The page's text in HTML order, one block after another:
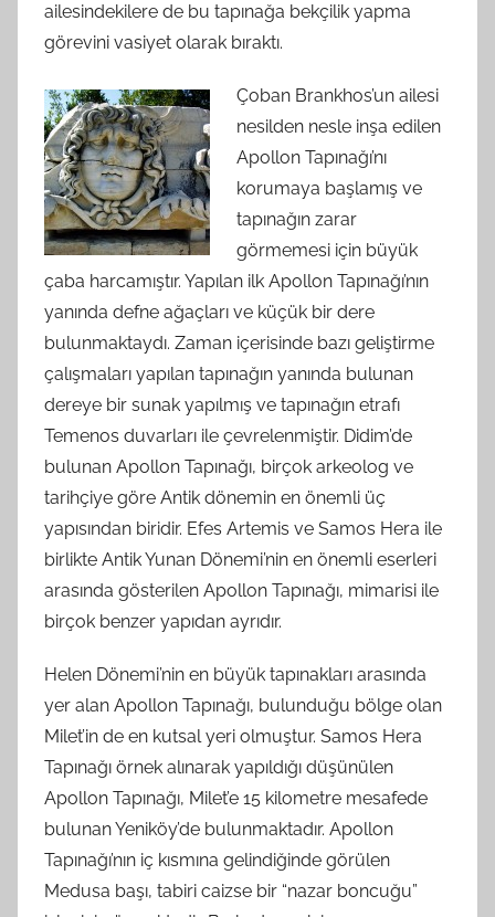
ailesindekilere de bu tapınağa bekçilik yapma
görevini vasiyet olarak bıraktı.
Çoban Brankhos’un ailesi
nesilden nesle inşa edilen
Apollon Tapınağı’nı
korumaya başlamış ve
tapınağın zarar
görmemesi için büyük
çaba harcamıştır. Yapılan ilk Apollon Tapınağı’nın
yanında defne ağaçları ve küçük bir dere
bulunmaktaydı. Zaman içerisinde bazı geliştirme
çalışmaları yapılan tapınağın yanında bulunan
dereye bir sunak yapılmış ve tapınağın etrafı
Temenos duvarları ile çevrelenmiştir. Didim’de
bulunan Apollon Tapınağı, birçok arkeolog ve
tarihçiye göre Antik dönemin en önemli üç
yapısından biridir. Efes Artemis ve Samos Hera ile
birlikte Antik Yunan Dönemi’nin en önemli eserleri
arasında gösterilen Apollon Tapınağı, mimarisi ile
birçok benzer yapıdan ayrıdır.
Helen Dönemi’nin en büyük tapınakları arasında
yer alan Apollon Tapınağı, bulunduğu bölge olan
Milet’in de en kutsal yeri olmuştur. Samos Hera
Tapınağı örnek alınarak yapıldığı düşünülen
Apollon Tapınağı, Milet’e 15 kilometre mesafede
bulunan Yeniköy’de bulunmaktadır. Apollon
Tapınağı’nın iç kısmına gelindiğinde görülen
Medusa başı, tabiri caizse bir “nazar boncuğu”